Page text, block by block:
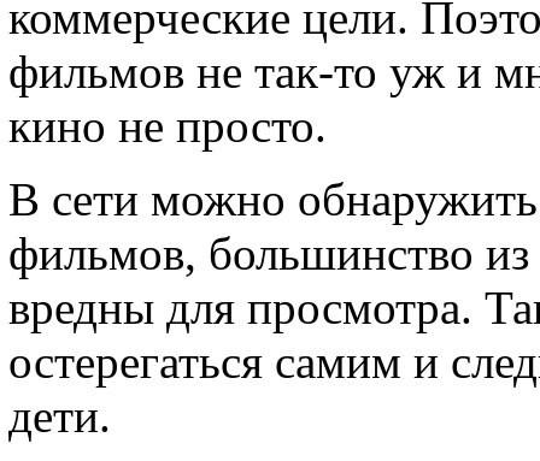
коммерческие цели.
фильмов не так-то уж и
кино не просто.
В сети можно
фильмов, большинство
вредны для просмотра.
остерегаться самим и
дети.